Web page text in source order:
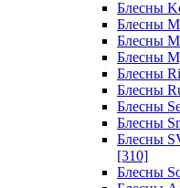
Блесны
Блесны
Блесны
Блесны
Блесны
Блесны
Блесны
Блесны
Блесны
[310]
Блесны